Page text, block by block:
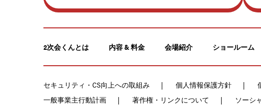
2次会くんとは 内容 & 料金 会場紹介 ショールーム
セキュリティ・CS向上への取組み 個人情報保護方針
一般事業主行動計画
著作権・リンクについて ソーシ